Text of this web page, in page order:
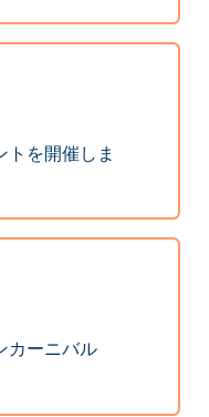
トを開催しま
カーニバル